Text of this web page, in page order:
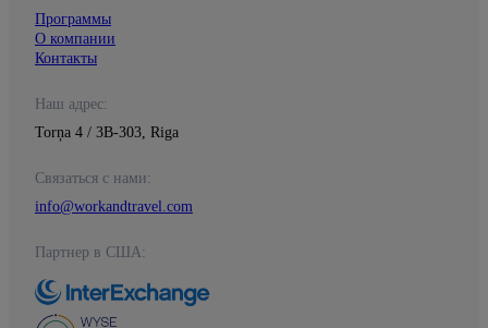
Программы
О компании
Контакты
Наш адрес:
Torņa 4 / 3B-303, Riga
Связаться с нами:
info@workandtravel.com
Партнер в США: